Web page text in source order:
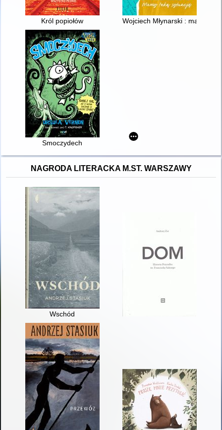
Król popiołów Wojciech Młynarski : mamy
Smoczydech
NAGRODA LITERACKA M.ST. WARSZAWY
Wschód